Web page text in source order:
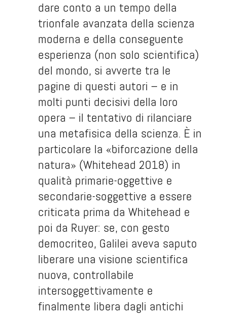
dare conto a un tempo della
trionfale avanzata della scienza
moderna e della conseguente
esperienza (non solo scientifica)
del mondo, si avverte tra le
pagine di questi autori – e in
molti punti decisivi della loro
opera – il tentativo di rilanciare
una metafisica della scienza. È in
particolare la «biforcazione della
natura» (Whitehead 2018) in
qualità primarie-oggettive e
secondarie-soggettive a essere
criticata prima da Whitehead e
poi da Ruyer: se, con gesto
democriteo, Galilei aveva saputo
liberare una visione scientifica
nuova, controllabile
intersoggettivamente e
finalmente libera dagli antichi